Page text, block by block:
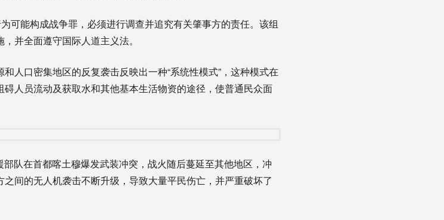
能构成战争罪，必须进行调查并追究有关肇事方的责任。该组
并全面遵守国际人道主义法。
口密集地区的反复袭击反映出一种“系统性模式”，这种模式在
人员流动及获取水和其他基本生活物资的途径，使普通民众面
在首都喀土穆爆发武装冲突，战火随后蔓延至其他地区，冲
间的无人机袭击不断升级，导致大量平民伤亡，并严重破坏了